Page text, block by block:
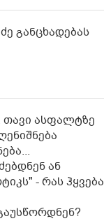
განცხადებას
თავი ასფალტზე
ან
- რას ჰყვება